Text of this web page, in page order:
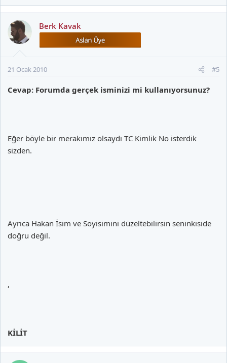
Berk Kavak
21 Ocak 2010 #5
Cevap: Forumda gerçek isminizi mi kullanıyorsunuz?
Eğer böyle bir merakımız olsaydı TC Kimlik No isterdik
sizden.
Ayrıca Hakan İsim ve Soyisimini düzeltebilirsin seninkiside
doğru değil.
,
KİLİT